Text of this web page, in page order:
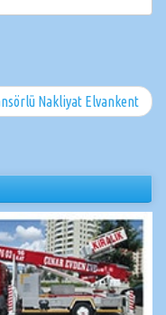
Nakliyat Elvankent